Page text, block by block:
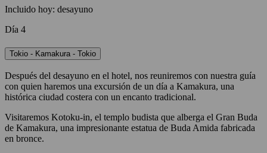
Incluido hoy: desayuno
Día 4
Tokio - Kamakura - Tokio
Después del desayuno en el hotel, nos reuniremos con nuestra guía
con quien haremos una excursión de un día a Kamakura, una
histórica ciudad costera con un encanto tradicional.
Visitaremos Kotoku-in, el templo budista que alberga el Gran Buda
de Kamakura, una impresionante estatua de Buda Amida fabricada
en bronce.